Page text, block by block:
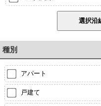
種別
アパート
戸建て